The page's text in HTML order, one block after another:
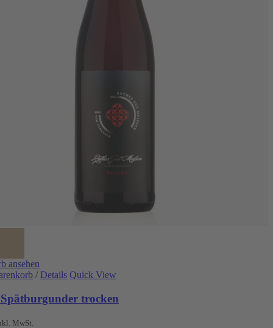
ansehen
/ Details Quick View
trocken
MwSt.